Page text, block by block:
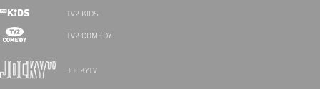
TV2 KIDS
TV2 COMEDY
JOCKYTV